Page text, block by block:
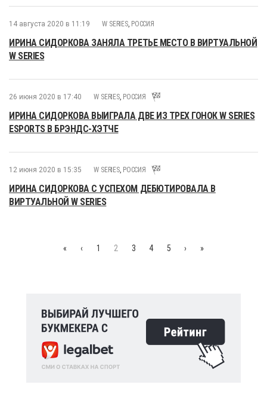
14 августа 2020 в 11:19 W SERIES, РОССИЯ
ИРИНА СИДОРКОВА ЗАНЯЛА ТРЕТЬЕ МЕСТО В ВИРТУАЛЬНОЙ
W SERIES
26 июня 2020 в 17:40 W SERIES, РОССИЯ
ИРИНА СИДОРКОВА ВЫИГРАЛА ДВЕ ИЗ ТРЕХ ГОНОК W SERIES
ESPORTS В БРЭНДС-ХЭТЧЕ
12 июня 2020 в 15:35 W SERIES, РОССИЯ
ИРИНА СИДОРКОВА С УСПЕХОМ ДЕБЮТИРОВАЛА В
ВИРТУАЛЬНОЙ W SERIES
« ‹ 1 2 3 4 5 › »